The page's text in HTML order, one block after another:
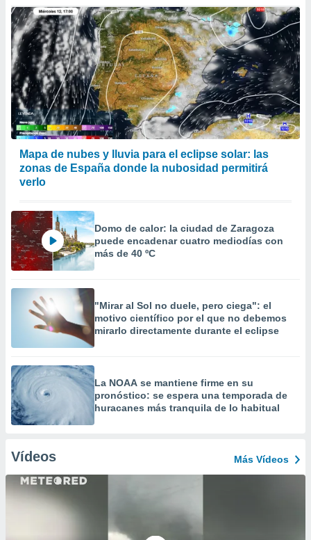
Mapa de nubes y lluvia para el eclipse solar: las
zonas de España donde la nubosidad permitirá
verlo
Domo de calor: la ciudad de Zaragoza
puede encadenar cuatro mediodías con
más de 40 ºC
"Mirar al Sol no duele, pero ciega": el
motivo científico por el que no debemos
mirarlo directamente durante el eclipse
La NOAA se mantiene firme en su
pronóstico: se espera una temporada de
huracanes más tranquila de lo habitual
Vídeos Más Vídeos